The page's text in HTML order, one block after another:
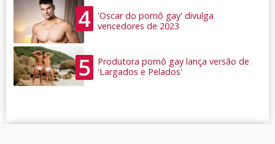
4
'Oscar do pornô gay' divulga
vencedores de 2023
5
Produtora pornô gay lança versão de
'Largados e Pelados'